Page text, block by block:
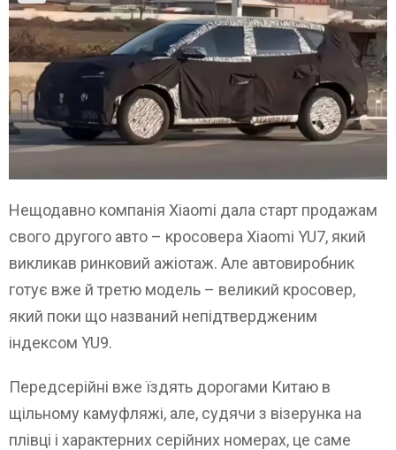
Нещодавно компанія Xiaomi дала старт продажам
свого другого авто – кросовера Xiaomi YU7, який
викликав ринковий ажіотаж. Але автовиробник
готує вже й третю модель – великий кросовер,
який поки що названий непідтвердженим
індексом YU9.
Передсерійні вже їздять дорогами Китаю в
щільному камуфляжі, але, судячи з візерунка на
плівці і характерних серійних номерах, це саме